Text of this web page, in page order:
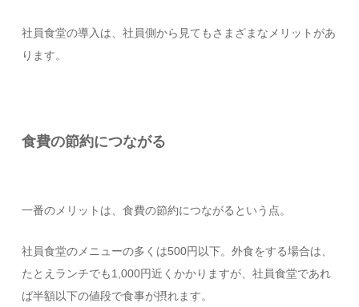
社員食堂の導入は、社員側から見てもさまざまなメリットがあ
ります。
食費の節約につながる
一番のメリットは、食費の節約につながるという点。
社員食堂のメニューの多くは500円以下。外食をする場合は、
たとえランチでも1,000円近くかかりますが、社員食堂であれ
ば半額以下の値段で食事が摂れます。